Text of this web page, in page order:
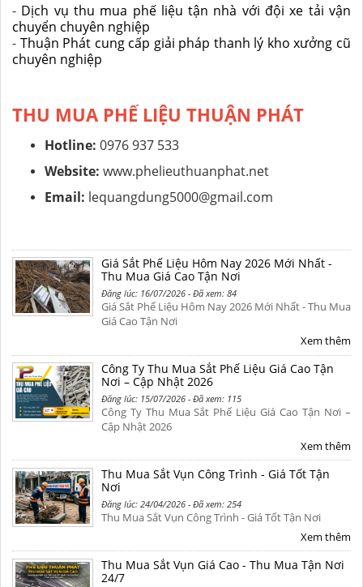
- Dịch vụ thu mua phế liệu tận nhà với đội xe tải vận
chuyển chuyên nghiệp
- Thuận Phát cung cấp giải pháp thanh lý kho xưởng cũ
chuyên nghiệp
THU MUA PHẾ LIỆU THUẬN PHÁT
Hotline: 0976 937 533
Website: www.phelieuthuanphat.net
Email: lequangdung5000@gmail.com
Giá Sắt Phế Liệu Hôm Nay 2026 Mới Nhất -
Thu Mua Giá Cao Tận Nơi
Đăng lúc: 16/07/2026 - Đã xem: 84
Giá Sắt Phế Liệu Hôm Nay 2026 Mới Nhất - Thu Mua
Giá Cao Tận Nơi
Xem thêm
Công Ty Thu Mua Sắt Phế Liệu Giá Cao Tận
Nơi – Cập Nhật 2026
Đăng lúc: 15/07/2026 - Đã xem: 115
Công Ty Thu Mua Sắt Phế Liệu Giá Cao Tận Nơi –
Cập Nhật 2026
Xem thêm
Thu Mua Sắt Vụn Công Trình - Giá Tốt Tận
Nơi
Đăng lúc: 24/04/2026 - Đã xem: 254
Thu Mua Sắt Vụn Công Trình - Giá Tốt Tận Nơi
Xem thêm
Thu Mua Sắt Vụn Giá Cao - Thu Mua Tận Nơi
24/7